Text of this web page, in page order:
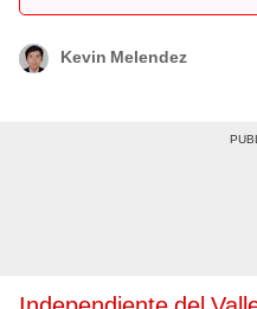
Kevin Melendez